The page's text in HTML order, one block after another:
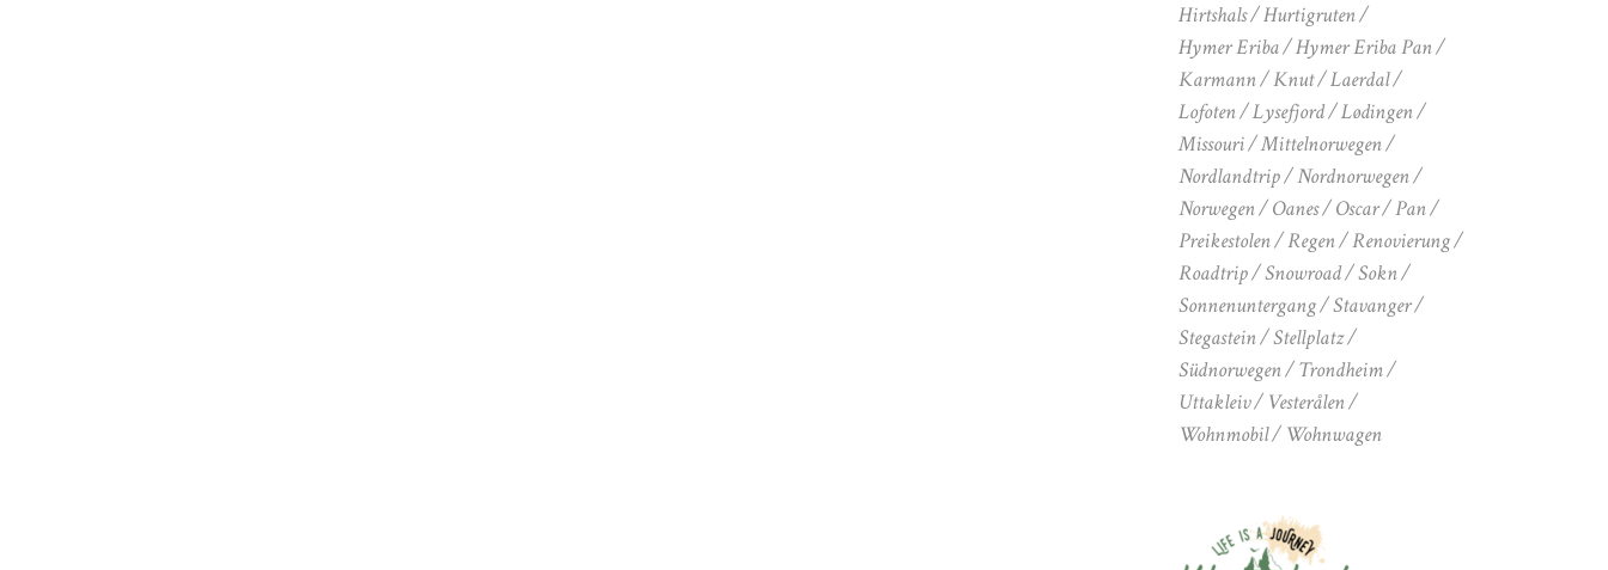
Hirtshals
Hurtigruten
Hymer Eriba
Hymer Eriba Pan
Karmann
Knut
Laerdal
Lofoten
Lysefjord
Lødingen
Missouri
Mittelnorwegen
Nordlandtrip
Nordnorwegen
Norwegen
Oanes Oscar
Pan
Preikestolen
Regen
Renovierung
Roadtrip
Snowroad
Sokn
Sonnenuntergang
Stavanger
Stegastein
Stellplatz
Südnorwegen
Trondheim
Uttakleiv
Vesterålen
Wohnmobil
Wohnwagen